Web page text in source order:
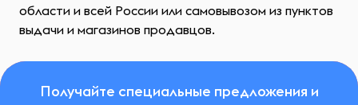
области и всей России или самовывозом из пунктов
выдачи и магазинов продавцов.
Получайте специальные предложения и